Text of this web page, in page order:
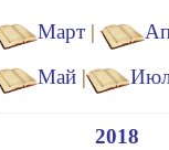
Март|
Май|
2018